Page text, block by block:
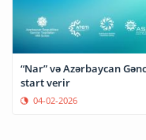
“Nar” və Azərbaycan
start verir
04-02-2026